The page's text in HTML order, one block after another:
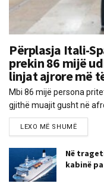
Përplasja Itali-
prekin 86 mijë
linjat ajrore më
Mbi 86 mijë persona
gjithë muajit gusht në
LEXO MË SHUMË
Në
kabinë